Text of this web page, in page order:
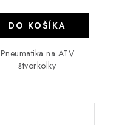
DO KOŠÍKA
Pneumatika na ATV
štvorkolky